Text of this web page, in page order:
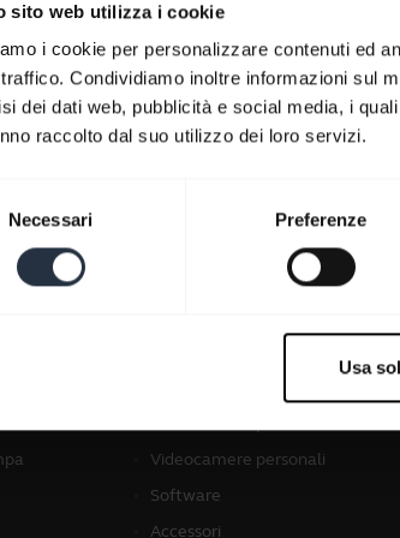
sito web utilizza i cookie
i cookie per personalizzare contenuti ed
Condividiamo inoltre informazioni sul
dei dati web, pubblicità e social media, i
raccolto dal suo utilizzo dei loro servizi.
Necessari Preferenze
Usa
Videocamere personali
Software
Accessori